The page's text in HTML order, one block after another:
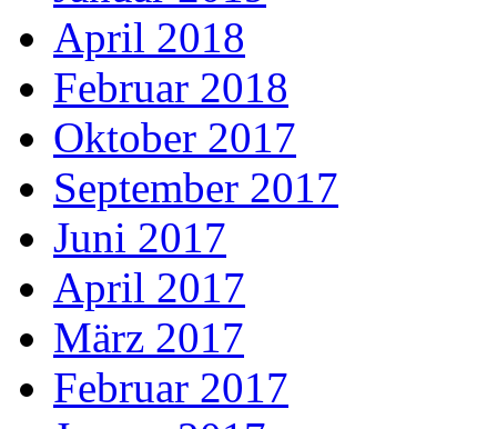
April 2018
Februar 2018
Oktober 2017
September 2017
Juni 2017
April 2017
März 2017
Februar 2017